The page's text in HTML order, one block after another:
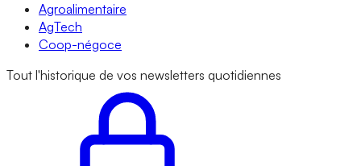
Agroalimentaire
AgTech
Coop-négoce
Tout l'historique de vos newsletters quotidiennes